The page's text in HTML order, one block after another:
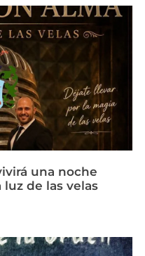
una noche
de las velas